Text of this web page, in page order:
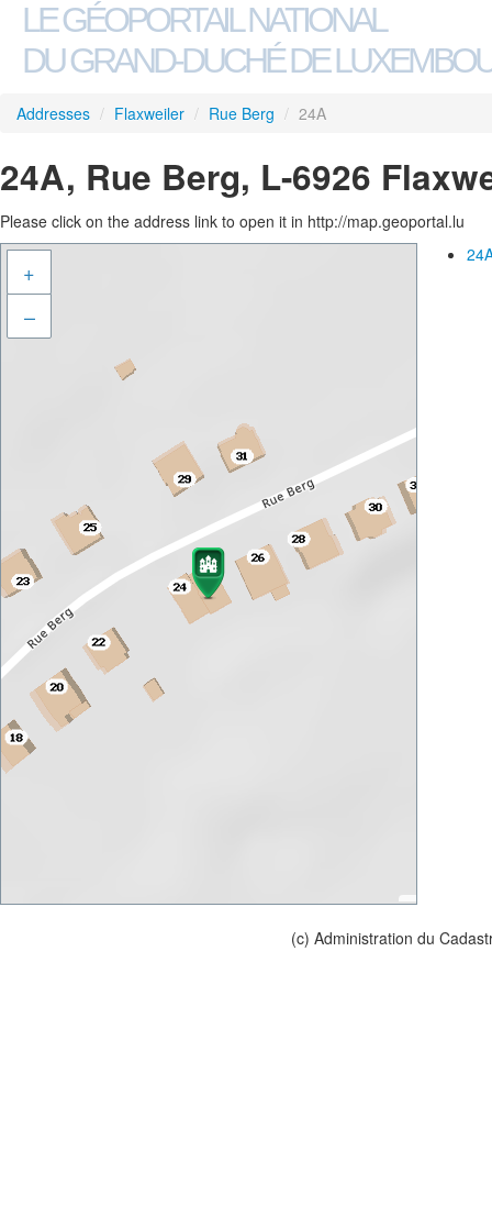
LE GÉOPORTAIL NATIONAL
DU GRAND-DUCHÉ DE
Addresses / Flaxweiler / Rue Berg / 24A
24A, Rue Berg, L-6926
Please click on the address link to open it in http://map.geoportal.lu
+
–
(c) Administration du